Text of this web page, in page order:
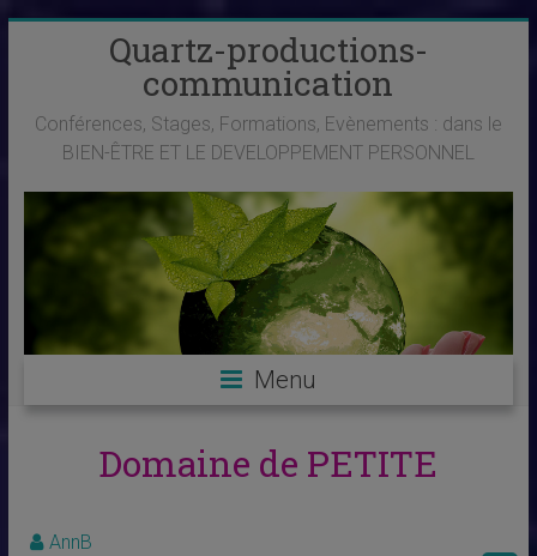
Quartz-productions-
communication
Conférences, Stages, Formations, Evènements : dans le
BIEN-ÊTRE ET LE DEVELOPPEMENT PERSONNEL
Menu
Domaine de PETITE
AnnB